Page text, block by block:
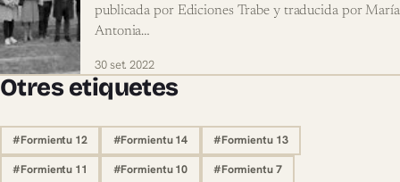
publicada por Ediciones Trabe y traducida por María
Antonia…
30 set. 2022
Otres etiquetes
#Formientu 12 #Formientu 14 #Formientu 13
#Formientu 11 #Formientu 10 #Formientu 7